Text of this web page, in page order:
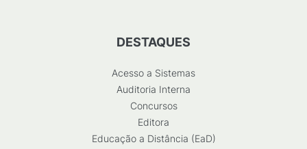
DESTAQUES
Acesso a Sistemas
Auditoria Interna
Concursos
Editora
Educação a Distância (EaD)